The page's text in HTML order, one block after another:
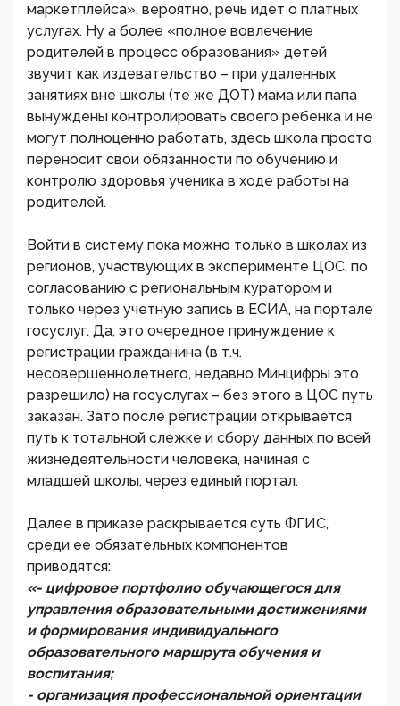
маркетплейса», вероятно, речь идет о платных
услугах. Ну а более «полное вовлечение
родителей в процесс образования» детей
звучит как издевательство – при удаленных
занятиях вне школы (те же ДОТ) мама или папа
вынуждены контролировать своего ребенка и не
могут полноценно работать, здесь школа просто
переносит свои обязанности по обучению и
контролю здоровья ученика в ходе работы на
родителей.
Войти в систему пока можно только в школах из
регионов, участвующих в эксперименте ЦОС, по
согласованию с региональным куратором и
только через учетную запись в ЕСИА, на портале
госуслуг. Да, это очередное принуждение к
регистрации гражданина (в т.ч.
несовершеннолетнего, недавно Минцифры это
разрешило) на госуслугах – без этого в ЦОС путь
заказан. Зато после регистрации открывается
путь к тотальной слежке и сбору данных по всей
жизнедеятельности человека, начиная с
младшей школы, через единый портал.
Далее в приказе раскрывается суть ФГИС,
среди ее обязательных компонентов
приводятся:
«- цифровое портфолио обучающегося для
управления образовательными достижениями
и формирования индивидуального
образовательного маршрута обучения и
воспитания;
- организация профессиональной ориентации